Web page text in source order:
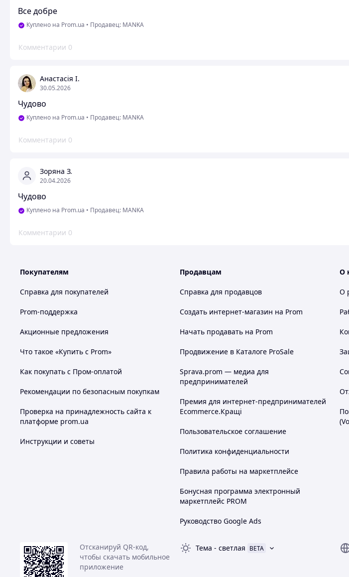
Все добре
Куплено на Prom.ua • Продавец: MANKA
Комментарии 0
Анастасія І.
30.05.2026
Чудово
Куплено на Prom.ua • Продавец: MANKA
Комментарии 0
Зоряна З.
20.04.2026
Чудово
Куплено на Prom.ua • Продавец: MANKA
Комментарии 0
Покупателям
Справка для покупателей
Prom-поддержка
Акционные предложения
Что такое «Купить с Prom»
Как покупать с Пром-оплатой
Рекомендации по безопасным покупкам
Проверка на принадлежность сайта к
платформе prom.ua
Инструкции и советы
Продавцам
Справка для продавцов
Создать интернет-магазин на Prom
Начать продавать на Prom
Продвижение в Каталоге ProSale
Sprava.prom — медиа для
предпринимателей
Премия для интернет-предпринимателей
Ecommerce.Кращі
Пользовательское соглашение
Политика конфиденциальности
Правила работы на маркетплейсе
Бонусная программа электронный
маркетплейс PROM
Руководство Google Ads
О
О
Отсканируй QR-код,
чтобы скачать мобильное
приложение
Тема - светлая BETA